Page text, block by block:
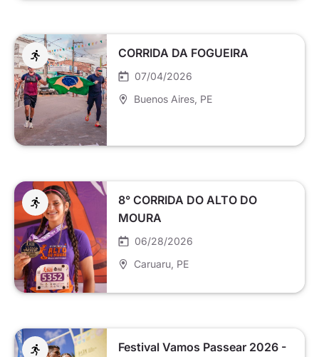
CORRIDA DA FOGUEIRA
07/04/2026
Buenos Aires , PE
8° CORRIDA DO ALTO DO
MOURA
06/28/2026
Caruaru , PE
Festival Vamos Passear 2026 -